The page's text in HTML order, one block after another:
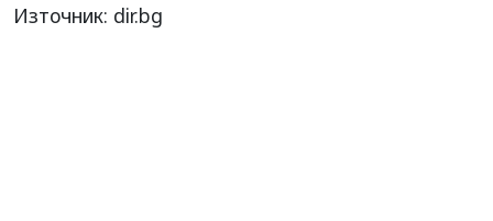
Източник: dir.bg